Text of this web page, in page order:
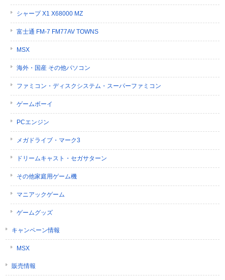
シャープ X1 X68000 MZ
富士通 FM-7 FM77AV TOWNS
MSX
海外・国産 その他パソコン
ファミコン・ディスクシステム・スーパーファミコン
ゲームボーイ
PCエンジン
メガドライブ・マーク3
ドリームキャスト・セガサターン
その他家庭用ゲーム機
マニアックゲーム
ゲームグッズ
キャンペーン情報
MSX
販売情報